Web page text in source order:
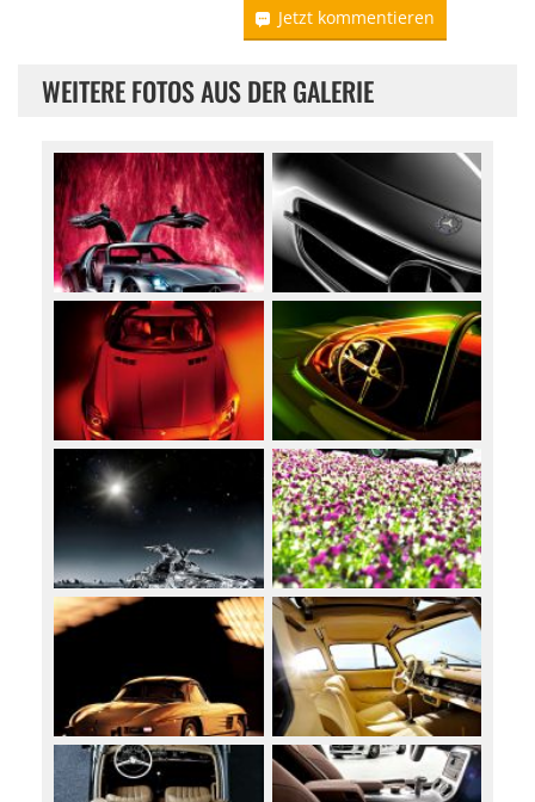
Jetzt kommentieren
WEITERE FOTOS AUS DER GALERIE